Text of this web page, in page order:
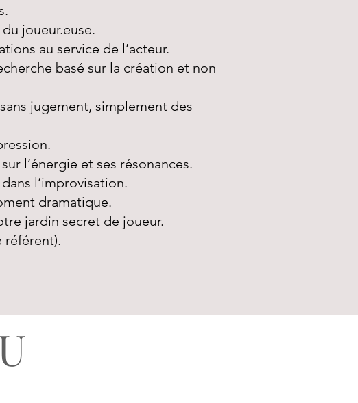
joueur.euse.
au service de l’acteur.
basé sur la création et non
jugement, simplement des
l’énergie et ses résonances.
l’improvisation.
dramatique.
jardin secret de joueur.
référent).